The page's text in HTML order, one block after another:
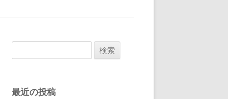
索:
最近の投稿